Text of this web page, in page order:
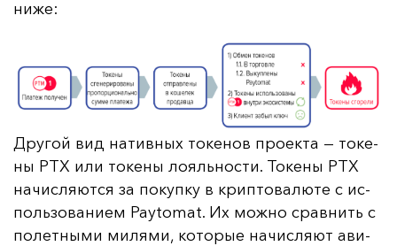
ни­же:
Дру­гой вид на­тив­ных то­ке­нов про­ек­та — то­ке­
ны PTX или то­ке­ны ло­яль­нос­ти. То­ке­ны PTX
на­чис­ля­ют­ся за по­куп­ку в крип­то­ва­лю­те с ис­
поль­зо­ва­ни­ем Paytomat. Их мож­но срав­нить с
по­лет­ны­ми ми­ля­ми, ко­то­рые на­чис­ля­ют ави­